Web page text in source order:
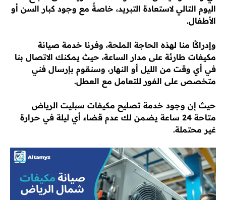
اليوم التالي لاستعادة التبريد، خاصةً مع وجود كبار السن أو
الأطفال.
وإدراكًا منا لهذه الحاجة الملحة، وفرنا خدمة صيانة
مكيفات طارئة على مدار الساعة، حيث يمكنك الاتصال بنا
في أي وقت من الليل أو النهار، وسنقوم بإرسال فني
متخصص على الفور للتعامل مع العطل.
حيث إن وجود خدمة تصليح مكيفات سبليت الرياض
متاحة 24 ساعة يضمن لك عدم قضاء أي ليلة في حرارة
غير محتملة.